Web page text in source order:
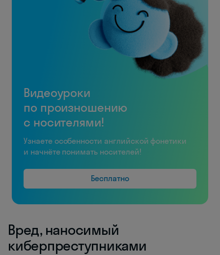
Видеоуроки
по произношению
с носителями!
Узнаете особенности английской фонетики
и начнёте понимать носителей!
Бесплатно
Вред, наносимый
киберпреступниками